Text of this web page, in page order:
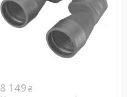
8 149₴